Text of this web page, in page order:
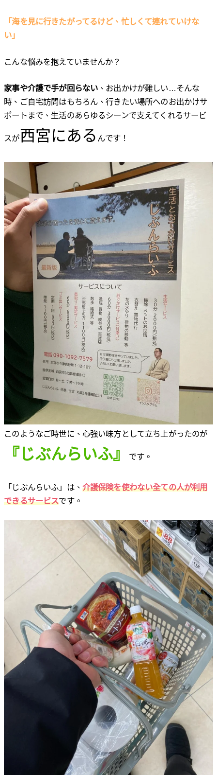
「海を見に行きたがってるけど、忙しくて連れていけな
い」
こんな悩みを抱えていませんか？
家事や介護で手が回らない 、お出かけが難しい…そんな
時、ご自宅訪問はもちろん、行きたい場所へのお出かけサ
ポートまで、生活のあらゆるシーンで支えてくれるサービ
スが西宮にある んです！
このようなご時世に、心強い味方として立ち上がったのが
『じぶんらいふ』 です。
「じぶんらいふ」は、 介護保険を使わない全ての人が利用
できるサービスです。